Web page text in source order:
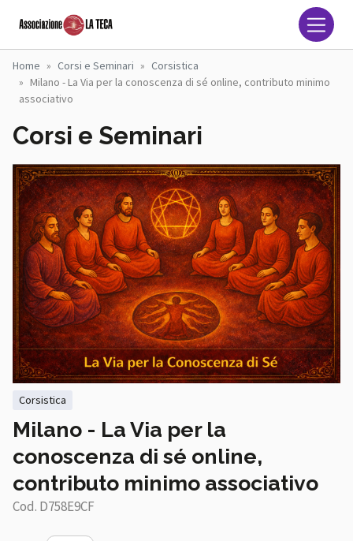
Associazione La Teca
Home Corsi e Seminari
Corsistica
Milano - La Via per la conoscenza di sé online, contributo minimo
associativo
Corsi e Seminari
corsistica
Milano - La Via per la
conoscenza di sé online,
contributo minimo associativo
Cod. D758E9CF